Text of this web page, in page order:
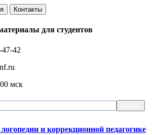
Контакты
для студентов
42
мск
и коррекционной педагогике